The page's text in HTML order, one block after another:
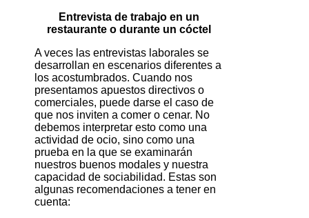
Entrevista de trabajo en un
restaurante o durante un cóctel
A veces las entrevistas laborales se
desarrollan en escenarios diferentes a
los acostumbrados. Cuando nos
presentamos apuestos directivos o
comerciales, puede darse el caso de
que nos inviten a comer o cenar. No
debemos interpretar esto como una
actividad de ocio, sino como una
prueba en la que se examinarán
nuestros buenos modales y nuestra
capacidad de sociabilidad. Estas son
algunas recomendaciones a tener en
cuenta: